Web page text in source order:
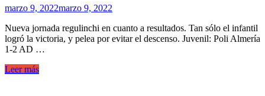
marzo 9, 2022marzo 9, 2022
Nueva jornada regulinchi en cuanto a resultados. Tan sólo el infantil
logró la victoria, y pelea por evitar el descenso. Juvenil: Poli Almería
1-2 AD …
Leer más